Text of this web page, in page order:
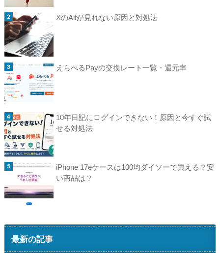
XのAltが見れない原因と対処法
えらべるPayの交換レート一覧・還元率
10年日記にログインできない！原因と今すぐ試
せる対処法
iPhone 17eケースは100均ダイソーで買える？安
い商品は？
最新の記事